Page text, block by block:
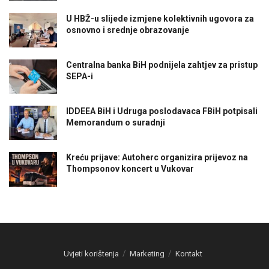
U HBŽ-u slijede izmjene kolektivnih ugovora za
osnovno i srednje obrazovanje
Centralna banka BiH podnijela zahtjev za pristup
SEPA-i
IDDEEA BiH i Udruga poslodavaca FBiH potpisali
Memorandum o suradnji
Kreću prijave: Autoherc organizira prijevoz na
Thompsonov koncert u Vukovar
Uvjeti korištenja Marketing Kontakt